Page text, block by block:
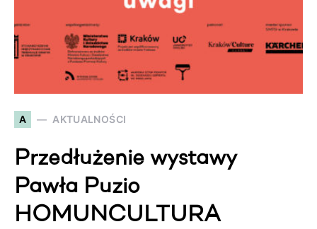
A AKTUALNOŚCI
Przedłużenie wystawy
Pawła Puzio
HOMUNCULTURA